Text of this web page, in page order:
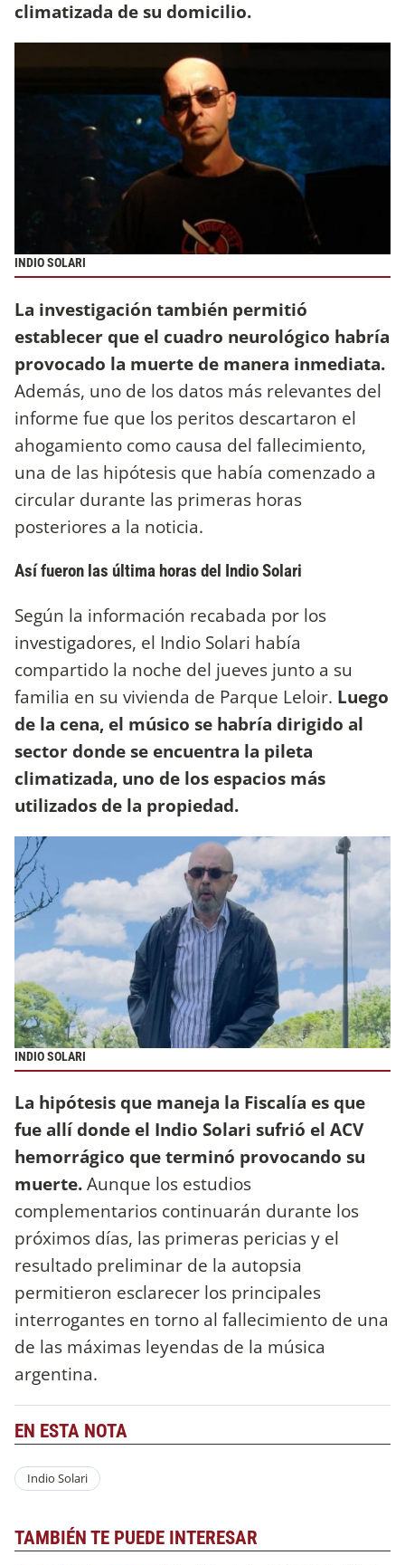
climatizada de su domicilio.
INDIO SOLARI
La investigación también permitió
establecer que el cuadro neurológico habría
provocado la muerte de manera inmediata.
Además, uno de los datos más relevantes del
informe fue que los peritos descartaron el
ahogamiento como causa del fallecimiento,
una de las hipótesis que había comenzado a
circular durante las primeras horas
posteriores a la noticia.
Así fueron las última horas del Indio Solari
Según la información recabada por los
investigadores, el Indio Solari había
compartido la noche del jueves junto a su
familia en su vivienda de Parque Leloir. Luego
de la cena, el músico se habría dirigido al
sector donde se encuentra la pileta
climatizada, uno de los espacios más
utilizados de la propiedad.
INDIO SOLARI
La hipótesis que maneja la Fiscalía es que
fue allí donde el Indio Solari sufrió el ACV
hemorrágico que terminó provocando su
muerte.Aunque los estudios
complementarios continuarán durante los
próximos días, las primeras pericias y el
resultado preliminar de la autopsia
permitieron esclarecer los principales
interrogantes en torno al fallecimiento de una
de las máximas leyendas de la música
argentina.
EN ESTA NOTA
Indio Solari
TAMBIÉN TE PUEDE INTERESAR